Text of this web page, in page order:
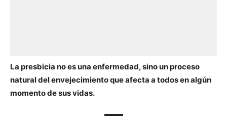
La presbicia no es una enfermedad, sino un proceso
natural del envejecimiento que afecta a todos en algún
momento de sus vidas.